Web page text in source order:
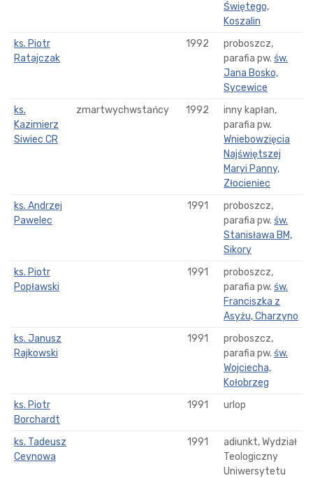
Świętego,
Koszalin
ks. Piotr
Ratajczak
1992
proboszcz,
parafia pw. św.
Jana Bosko,
Sycewice
ks.
Kazimierz
Siwiec CR
zmartwychwstańcy 1992
inny kapłan,
parafia pw.
Wniebowzięcia
Najświętszej
Maryi Panny,
Złocieniec
ks. Andrzej
Pawelec
1991
proboszcz,
parafia pw. św.
Stanisława BM,
Sikory
ks. Piotr
Popławski
1991
proboszcz,
parafia pw. św.
Franciszka z
Asyżu, Charzyno
ks. Janusz
Rajkowski
1991
proboszcz,
parafia pw. św.
Wojciecha,
Kołobrzeg
ks. Piotr
Borchardt
1991 urlop
ks. Tadeusz
Ceynowa
1991
adiunkt, Wydział
Teologiczny
Uniwersytetu